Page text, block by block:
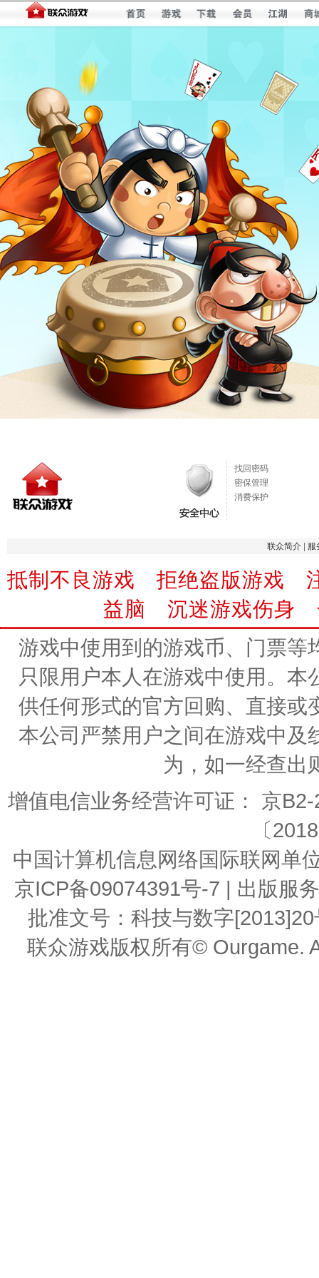
找回密码
密保管理
消费保护
联众简介| 服
抵制不良游戏 拒绝盗版游戏
益脑 沉迷游戏伤身
游戏中使用到的游戏币、门票等
只限用户本人在游戏中使用。
供任何形式的官方回购、直接或
本公司严禁用户之间在游戏中及
为，如一经查出
增值电信业务经营许可证： 京
〔
中国计算机信息网络国际联网单
京ICP备09074391号-7 | 出版服
批准文号：科技与数字
联众游戏版权所有© Ourgame.